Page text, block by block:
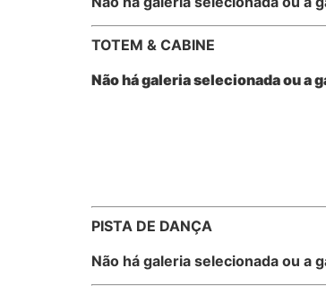
TOTEM & CABINE
Não há galeria selecionada ou a
PISTA DE DANÇA
Não há galeria selecionada ou a